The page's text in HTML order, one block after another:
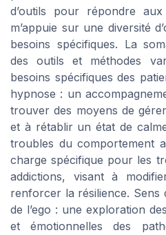
d’outils pour répondre
m’appuie sur une diversité
besoins spécifiques. La
des outils et méthodes
besoins spécifiques des
hypnose : un
trouver des moyens de
et à rétablir un état de
troubles du comportement
charge spécifique pour les
addictions, visant à
renforcer la résilience. Sens
de l’ego : une exploration
et émotionnelles des